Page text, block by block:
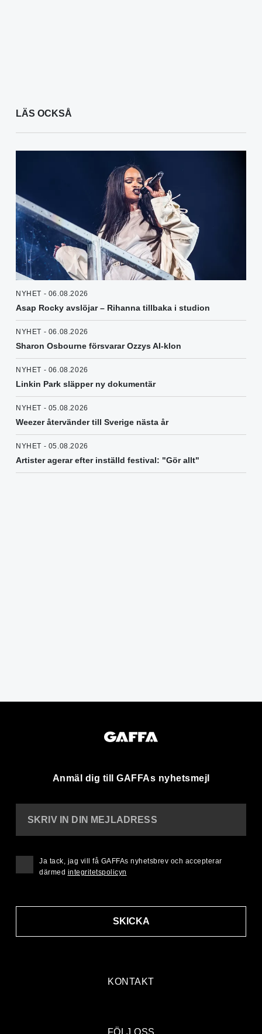
LÄS OCKSÅ
NYHET - 06.08.2026
Asap Rocky avslöjar – Rihanna tillbaka i studion
NYHET - 06.08.2026
Sharon Osbourne försvarar Ozzys AI-klon
NYHET - 06.08.2026
Linkin Park släpper ny dokumentär
NYHET - 05.08.2026
Weezer återvänder till Sverige nästa år
NYHET - 05.08.2026
Artister agerar efter inställd festival: "Gör allt"
Anmäl dig till GAFFAs nyhetsmejl
KONTAKT
SKRIV IN DIN MEJLADRESS
SKICKA
Ja tack, jag vill få GAFFAs nyhetsbrev och accepterar
därmed integritetspolicyn